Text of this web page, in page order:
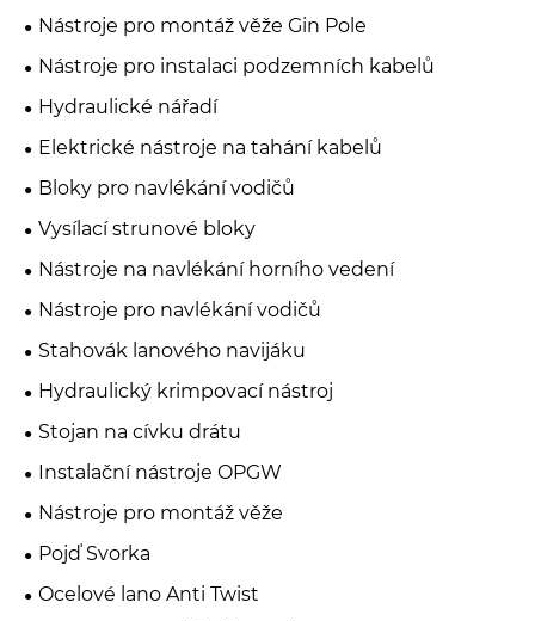
Nástroje pro montáž věže Gin Pole
Nástroje pro instalaci podzemních kabelů
Hydraulické nářadí
Elektrické nástroje na tahání kabelů
Bloky pro navlékání vodičů
Vysílací strunové bloky
Nástroje na navlékání horního vedení
Nástroje pro navlékání vodičů
Stahovák lanového navijáku
Hydraulický krimpovací nástroj
Stojan na cívku drátu
Instalační nástroje OPGW
Nástroje pro montáž věže
Pojď Svorka
Ocelové lano Anti Twist